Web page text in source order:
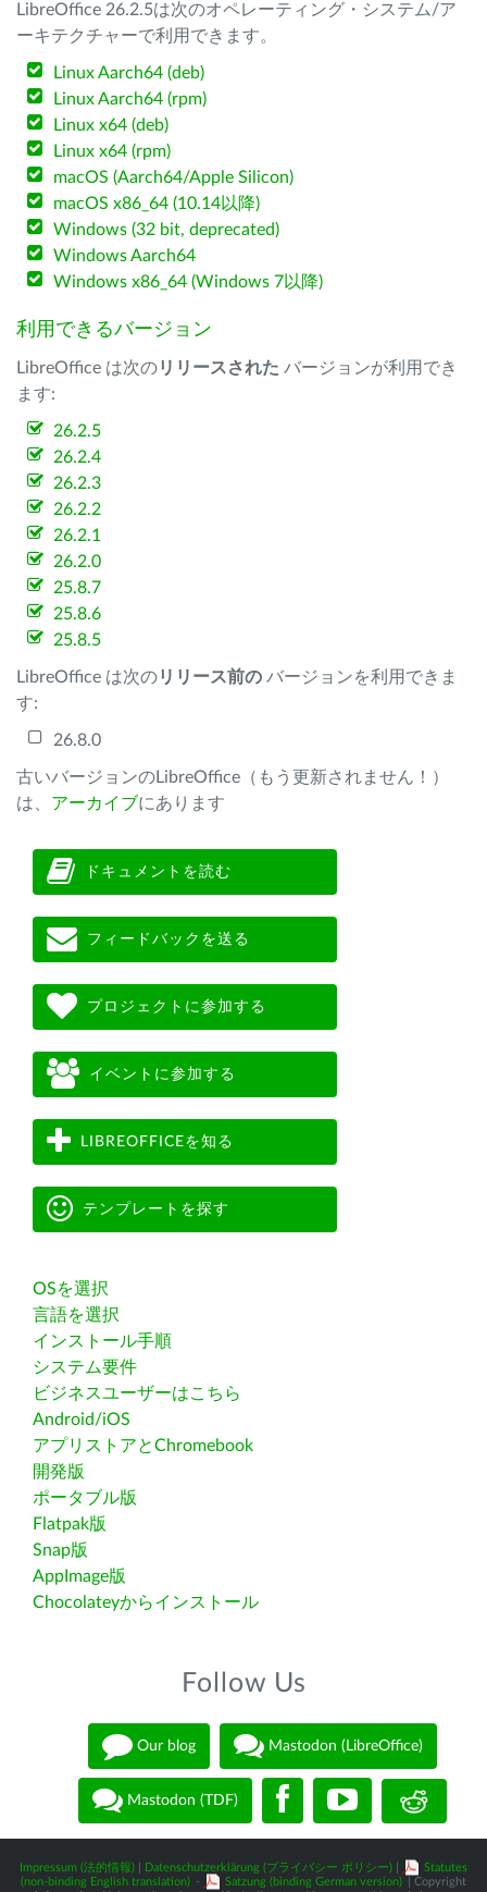
LibreOffice 26.2.5は次のオペレーティング・システム/ア
ーキテクチャーで利用できます。
Linux Aarch64 (deb)
Linux Aarch64 (rpm)
Linux x64 (deb)
Linux x64 (rpm)
macOS (Aarch64/Apple Silicon)
macOS x86_64 (10.14以降)
Windows (32 bit, deprecated)
Windows Aarch64
Windows x86_64 (Windows 7以降)
利用できるバージョン
LibreOffice は次のリリースされた バージョンが利用でき
ます:
26.2.5
26.2.4
26.2.3
26.2.2
26.2.1
26.2.0
25.8.7
25.8.6
25.8.5
LibreOffice は次のリリース前の バージョンを利用できま
す:
26.8.0
古いバージョンのLibreOffice（もう更新されません！）
は、 アーカイブにあります
ドキュメントを読む
フィードバックを送る
プロジェクトに参加する
イベントに参加する
LIBREOFFICEを知る
テンプレートを探す
OSを選択
言語を選択
インストール手順
システム要件
ビジネスユーザーはこちら
Android/iOS
アプリストアとChromebook
開発版
ポータブル版
Flatpak版
Snap版
AppImage版
Chocolateyからインストール
Follow Us
Our blog Mastodon (LibreOffice)
Mastodon (TDF)
Impressum (法的情報) Datenschutzerklärung (プライバシー ポリシー)
Statutes
(non-binding English translation) - Satzung (binding German version)
| Copyright